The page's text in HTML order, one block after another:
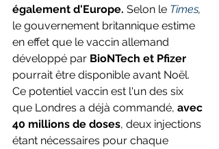
également d'Europe. Selon le Times,
le gouvernement britannique estime
en effet que le vaccin allemand
développé par BioNTech et Pfizer
pourrait être disponible avant Noël.
Ce potentiel vaccin est l'un des six
que Londres a déjà commandé, avec
40 millions de doses, deux injections
étant nécessaires pour chaque